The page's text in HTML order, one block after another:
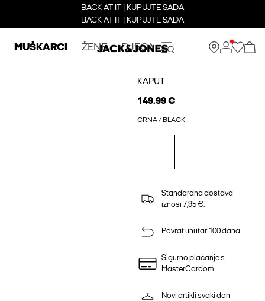
BACK AT IT | KUPUJTE SADA
BACK AT IT | KUPUJTE SADA
MUŠKARCI ŽENE DJECA
KAPUT
149.99 €
CRNA / BLACK
Standardna dostava
iznosi 7,95 €.
Povrat unutar 100 dana
Sigurno plaćanje s
MasterCardom
Novi artikli svaki dan